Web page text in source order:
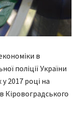
в
поліції України
2017 році на
Кіровоградського